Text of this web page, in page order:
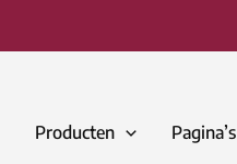
Producten Pagina’s